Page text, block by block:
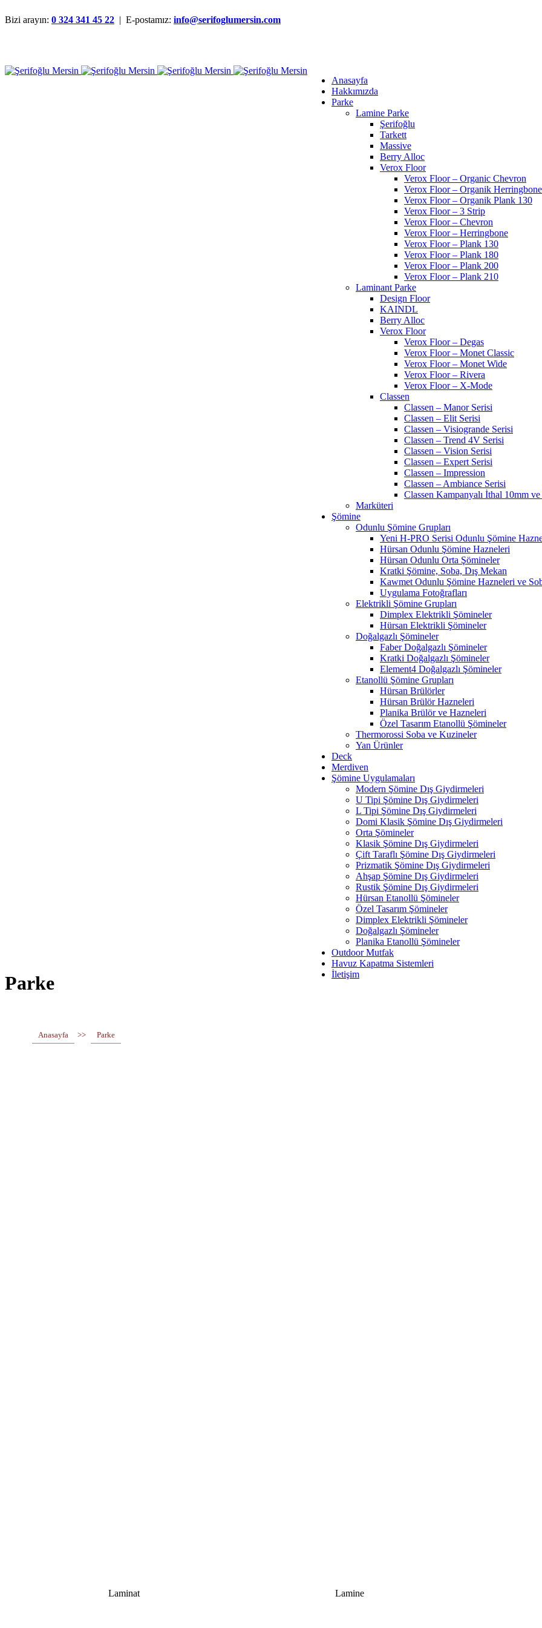
Bizi arayın: 0 324 341 45 22 | E-postamız: info@serifoglumersin.com
Anasayfa
Hakkımızda
Parke
Lamine Parke
Şerifoğlu
Tarkett
Massive
Berry Alloc
Verox Floor
Verox Floor – Organic Chevron
Verox Floor – Organik Herringbone
Verox Floor – Organik Plank 130
Verox Floor – 3 Strip
Verox Floor – Chevron
Verox Floor – Herringbone
Verox Floor – Plank 130
Verox Floor – Plank 180
Verox Floor – Plank 200
Verox Floor – Plank 210
Laminant Parke
Design Floor
KAINDL
Berry Alloc
Verox Floor
Verox Floor – Degas
Verox Floor – Monet Classic
Verox Floor – Monet Wide
Verox Floor – Rivera
Verox Floor – X-Mode
Classen
Classen – Manor Serisi
Classen – Elit Serisi
Classen – Visiogrande Serisi
Classen – Trend 4V Serisi
Classen – Vision Serisi
Classen – Expert Serisi
Classen – Impression
Classen – Ambiance Serisi
Classen Kampanyalı İthal 10mm
Marküteri
Şömine
Odunlu Şömine Grupları
Yeni H-PRO Serisi Odunlu Şömine
Hürsan Odunlu Şömine Hazneleri
Hürsan Odunlu Orta Şömineler
Kratki Şömine, Soba, Dış Mekan
Kawmet Odunlu Şömine Hazneleri ve
Uygulama Fotoğrafları
Elektrikli Şömine Grupları
Dimplex Elektrikli Şömineler
Hürsan Elektrikli Şömineler
Doğalgazlı Şömineler
Faber Doğalgazlı Şömineler
Kratki Doğalgazlı Şömineler
Element4 Doğalgazlı Şömineler
Etanollü Şömine Grupları
Hürsan Brülörler
Hürsan Brülör Hazneleri
Planika Brülör ve Hazneleri
Özel Tasarım Etanollü Şömineler
Thermorossi Soba ve Kuzineler
Yan Ürünler
Deck
Merdiven
Şömine Uygulamaları
Modern Şömine Dış Giydirmeleri
U Tipi Şömine Dış Giydirmeleri
L Tipi Şömine Dış Giydirmeleri
Domi Klasik Şömine Dış Giydirmeleri
Orta Şömineler
Klasik Şömine Dış Giydirmeleri
Çift Taraflı Şömine Dış Giydirmeleri
Prizmatik Şömine Dış Giydirmeleri
Ahşap Şömine Dış Giydirmeleri
Rustik Şömine Dış Giydirmeleri
Hürsan Etanollü Şömineler
Özel Tasarım Şömineler
Dimplex Elektrikli Şömineler
Doğalgazlı Şömineler
Planika Etanollü Şömineler
Outdoor Mutfak
Havuz Kapatma Sistemleri
İletişim
Parke
Anasayfa >> Parke
Laminat Lamine